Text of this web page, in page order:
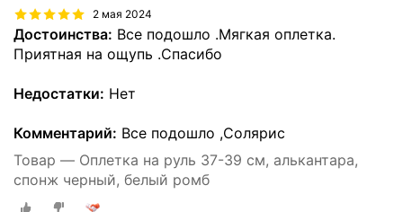
2 мая 2024
Достоинства: Все подошло .Мягкая оплетка.
Приятная на ощупь .Спасибо
Недостатки: Нет
Комментарий: Все подошло ,Солярис
Товар — Оплетка на руль 37-39 см, алькантара,
спонж черный, белый ромб